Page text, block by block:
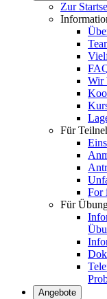
Zur
Wir
Für
For
Für
Angebote